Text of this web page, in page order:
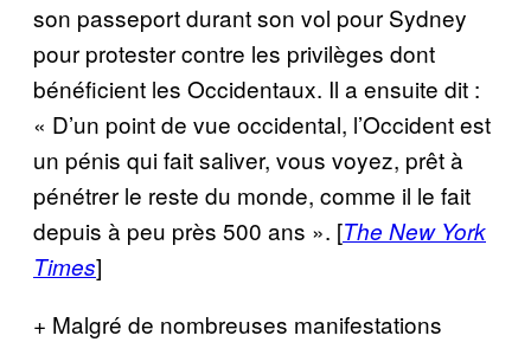
son passeport durant son vol pour Sydney
pour protester contre les privilèges dont
bénéficient les Occidentaux. Il a ensuite dit :
« D’un point de vue occidental, l’Occident est
un pénis qui fait saliver, vous voyez, prêt à
pénétrer le reste du monde, comme il le fait
depuis à peu près 500 ans ». [The New York
Times]
+ Malgré de nombreuses manifestations